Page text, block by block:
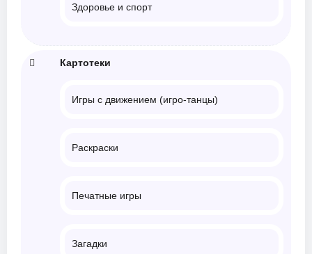
Здоровье и спорт
Картотеки
Игры с движением (игро-танцы)
Раскраски
Печатные игры
Загадки